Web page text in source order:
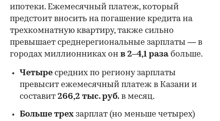
ипотеки. Ежемесячный платеж, который
предстоит вносить на погашение кредита на
трехкомнатную квартиру, также сильно
превышает среднерегиональные зарплаты — в
городах миллионниках он в 2–4,1 разабольше.
Четыре средних по региону зарплаты
превысит ежемесячный платеж в Казани и
составит 266,2 тыс. руб. в месяц.
Больше трех зарплат (но меньше четырех)